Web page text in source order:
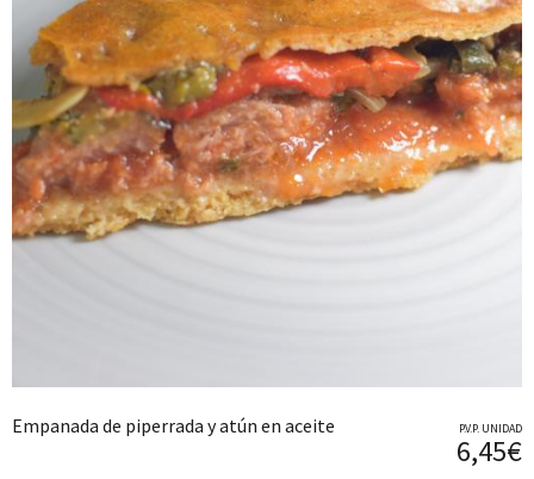
Empanada de piperrada y atún en aceite P.V.P. UNIDAD
6,45€